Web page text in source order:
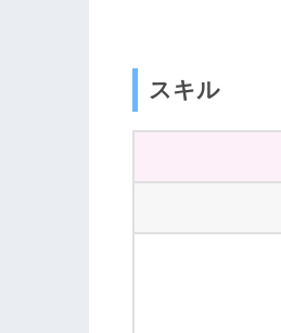
スキル